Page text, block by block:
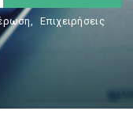
, Επιχειρήσεις